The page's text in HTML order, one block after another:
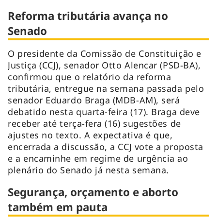
Reforma tributária avança no
Senado
O presidente da Comissão de Constituição e
Justiça (CCJ), senador Otto Alencar (PSD-BA),
confirmou que o relatório da reforma
tributária, entregue na semana passada pelo
senador Eduardo Braga (MDB-AM), será
debatido nesta quarta-feira (17). Braga deve
receber até terça-fera (16) sugestões de
ajustes no texto. A expectativa é que,
encerrada a discussão, a CCJ vote a proposta
e a encaminhe em regime de urgência ao
plenário do Senado já nesta semana.
Segurança, orçamento e aborto
também em pauta